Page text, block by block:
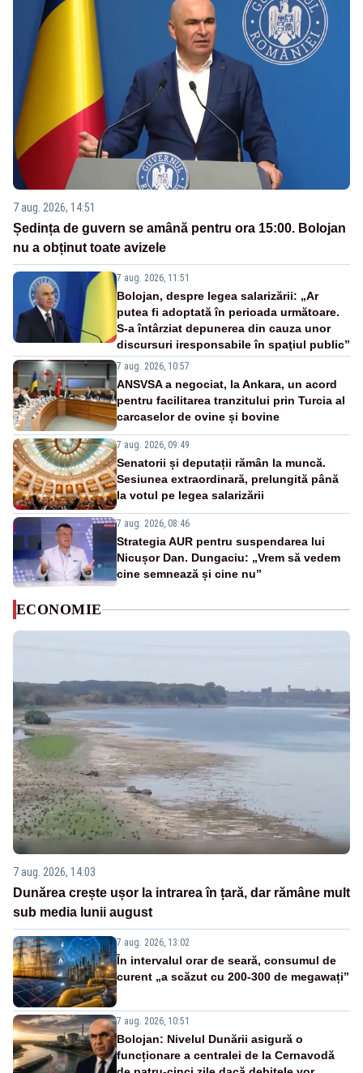
7 aug. 2026, 14:51
Ședința de guvern se amână pentru ora 15:00. Bolojan
nu a obținut toate avizele
7 aug. 2026, 11:51
Bolojan, despre legea salarizării: „Ar
putea fi adoptată în perioada următoare.
S-a întârziat depunerea din cauza unor
discursuri iresponsabile în spaţiul public”
7 aug. 2026, 10:57
ANSVSA a negociat, la Ankara, un acord
pentru facilitarea tranzitului prin Turcia al
carcaselor de ovine și bovine
7 aug. 2026, 09:49
Senatorii și deputații rămân la muncă.
Sesiunea extraordinară, prelungită până
la votul pe legea salarizării
7 aug. 2026, 08:46
Strategia AUR pentru suspendarea lui
Nicușor Dan. Dungaciu: „Vrem să vedem
cine semnează și cine nu”
ECONOMIE
7 aug. 2026, 14:03
Dunărea crește ușor la intrarea în țară, dar rămâne mult
sub media lunii august
7 aug. 2026, 13:02
În intervalul orar de seară, consumul de
curent „a scăzut cu 200-300 de megawați”
7 aug. 2026, 10:51
Bolojan: Nivelul Dunării asigură o
funcționare a centralei de la Cernavodă